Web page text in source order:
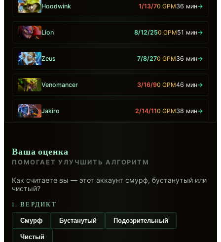
Hoodwink 1/13/70 GPM36 мин→
Lion 8/12/250 GPM51 мин→
Zeus 7/8/270 GPM36 мин→
Venomancer 3/16/90 GPM46 мин→
Jakiro 2/14/110 GPM38 мин→
Ваша оценка
ПОМОГАЕТ УЛУЧШИТЬ АЛГОРИТМ
Как считаете вы — этот аккаунт смурф, бустанутый или
чистый?
1. ВЕРДИКТ
Смурф Бустанутый Подозрительный
Чистый